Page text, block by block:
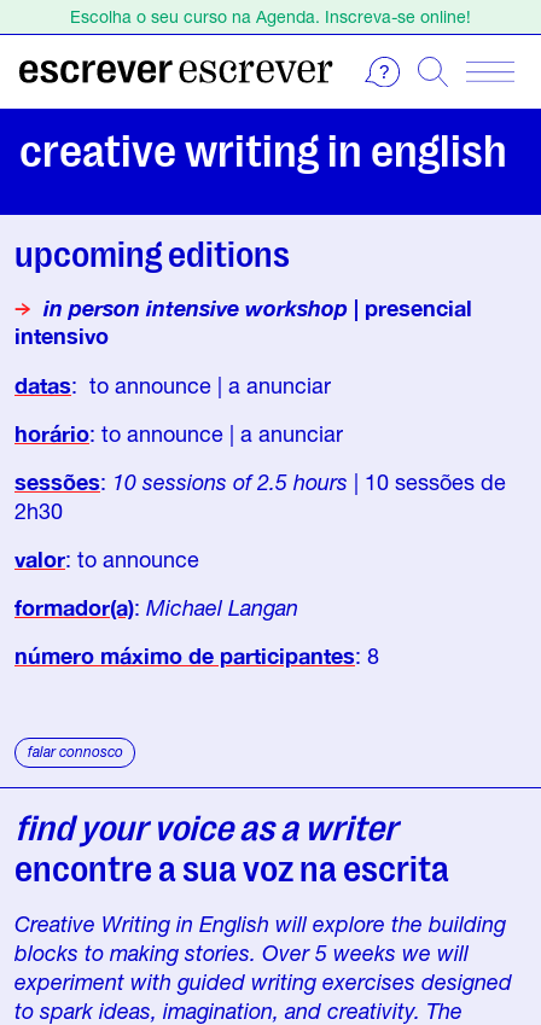
Escolha o seu curso na Agenda. Inscreva-se online!
Escolha o seu curso na Agenda. Inscreva-se online!
creative writing in english
upcoming editions
in person intensive workshop | presencial
intensivo
datas: to announce | a anunciar
horário: to announce | a anunciar
sessões: 10 sessions of 2.5 hours | 10 sessões de
2h30
valor: to announce
formador(a): Michael Langan
número máximo de participantes: 8
falar connosco
find your voice as a writer
encontre a sua voz na escrita
Creative Writing in English will explore the building
blocks to making stories. Over 5 weeks we will
experiment with guided writing exercises designed
to spark ideas, imagination, and creativity. The